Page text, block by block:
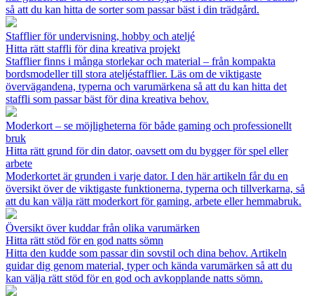
så att du kan hitta de sorter som passar bäst i din trädgård.
Stafflier för undervisning, hobby och ateljé
Hitta rätt staffli för dina kreativa projekt
Stafflier finns i många storlekar och material – från kompakta
bordsmodeller till stora ateljéstafflier. Läs om de viktigaste
övervägandena, typerna och varumärkena så att du kan hitta det
staffli som passar bäst för dina kreativa behov.
Moderkort – se möjligheterna för både gaming och professionellt
bruk
Hitta rätt grund för din dator, oavsett om du bygger för spel eller
arbete
Moderkortet är grunden i varje dator. I den här artikeln får du en
översikt över de viktigaste funktionerna, typerna och tillverkarna, så
att du kan välja rätt moderkort för gaming, arbete eller hemmabruk.
Översikt över kuddar från olika varumärken
Hitta rätt stöd för en god natts sömn
Hitta den kudde som passar din sovstil och dina behov. Artikeln
guidar dig genom material, typer och kända varumärken så att du
kan välja rätt stöd för en god och avkopplande natts sömn.